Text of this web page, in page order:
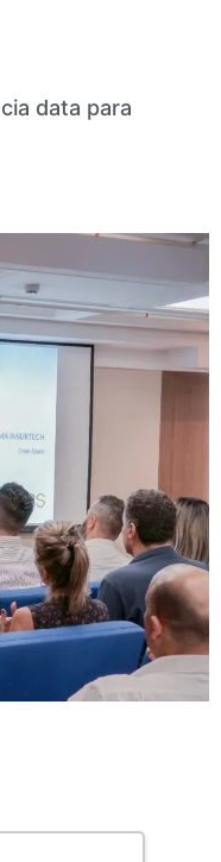
data para